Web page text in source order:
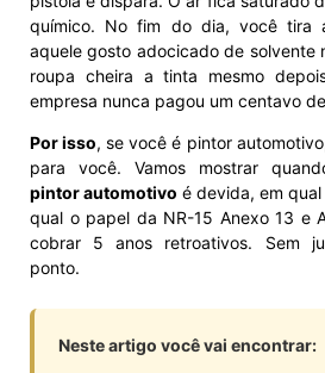
químico. No fim do dia, você tira
aquele gosto adocicado de solvente
roupa cheira a tinta mesmo
empresa nunca pagou um centavo
Por isso, se você é pintor
para você. Vamos mostrar
pintor automotivo é devida, em
qual o papel da NR-15 Anexo 13 e
cobrar 5 anos retroativos. Sem
ponto.
Neste artigo você vai encontrar: